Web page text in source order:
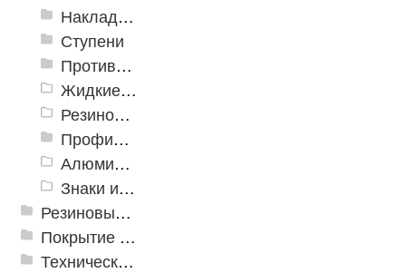
Накладки противоскользящие резиновые
Ступени
Противоскользящие ленты
Жидкие противоскользящие средства
Резиновый профиль с алюминиевой вставкой «NoSlip»
Профили закладные
Алюминиевый профиль для ленты
Знаки из полистирола для разметки пола
Резиновые и ПВХ дорожки
Покрытие из резиновой крошки
Техническая резина